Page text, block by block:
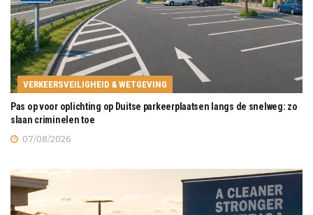
VERKEERSVEILIGHEID & WETGEVING
Pas op voor oplichting op Duitse parkeerplaatsen langs de snelweg: zo
slaan criminelen toe
07/08/2026